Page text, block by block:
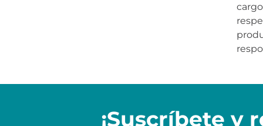
¡Suscríbete y